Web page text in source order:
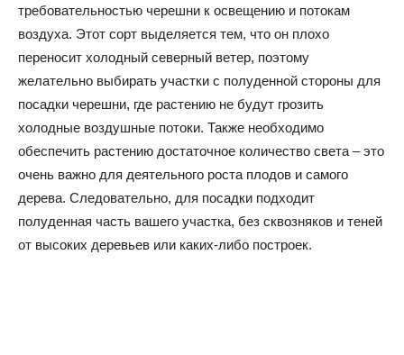
требовательностью черешни к освещению и потокам
воздуха. Этот сорт выделяется тем, что он плохо
переносит холодный северный ветер, поэтому
желательно выбирать участки с полуденной стороны для
посадки черешни, где растению не будут грозить
холодные воздушные потоки. Также необходимо
обеспечить растению достаточное количество света – это
очень важно для деятельного роста плодов и самого
дерева. Следовательно, для посадки подходит
полуденная часть вашего участка, без сквозняков и теней
от высоких деревьев или каких-либо построек.